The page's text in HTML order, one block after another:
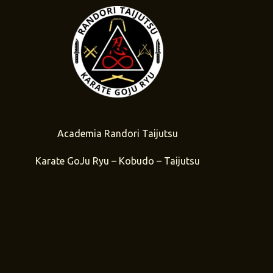
Academia Randori Taijutsu
Karate GoJu Ryu – Kobudo – Taijutsu